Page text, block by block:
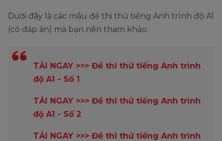
Dưới đây là các mẫu đề thi thử tiếng Anh trình độ A1
(có đáp án) mà bạn nên tham khảo:
TẢI NGAY >>> Đề thi thử tiếng Anh trình
độ A1 - Số 1
TẢI NGAY >>> Đề thi thử tiếng Anh trình
độ A1 - Số 2
TẢI NGAY >>> Đề thi thử tiếng Anh trình